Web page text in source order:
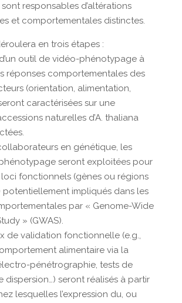
sont responsables d’altérations
et comportementales distinctes.
en trois étapes :
outil de vidéo-phénotypage à
réponses comportementales des
(orientation, alimentation,
caractérisées sur une
naturelles d’A. thaliana
en génétique, les
seront exploitées pour
fonctionnels (gènes ou régions
potentiellement impliqués dans les
par « Genome-Wide
» (GWAS).
de validation fonctionnelle (e.g.,
alimentaire via la
pénétrographie, tests de
dispersion…) seront réalisés à partir
lesquelles l’expression du, ou